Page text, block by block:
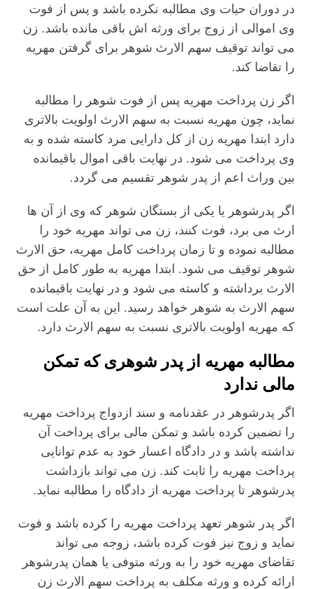
در دوران حیات وی مطالبه نکرده باشد و پس از فوت
وی اموالی از زوج برای ورثه اش باقی مانده باشد. زن
می تواند توقیف سهم الارث شوهر برای گرفتن مهریه
را تقاضا کند.
اگر زن پرداخت مهریه پس از فوت شوهر را مطالبه
نماید، چون مهریه نسبت به سهم الارث اولویت بالاتری
دارد ابتدا مهریه زن از کل دارایی مرد کاسته شده و به
وی پرداخت می شود. در نهایت باقی اموال باقیمانده
بین وراث اعم از پدر شوهر تقسیم می گردد.
اگر پدرشوهر یا یکی از بستگان شوهر که وی از آن ها
ارث می برد، فوت کنند، زن می تواند مهریه خود را
مطالبه نموده و تا زمان پرداخت کامل مهریه، حق الارث
شوهر توقیف می شود. ابتدا مهریه به طور کامل از حق
الارث برداشته و کاسته می شود و در نهایت باقیمانده
سهم الارث به شوهر خواهد رسید. این به آن علت است
که مهریه اولویت بالاتری نسبت به سهم الارث دارد.
مطالبه مهریه از پدر شوهری که تمکن
مالی ندارد
اگر پدرشوهر در عقدنامه و سند ازدواج پرداخت مهریه
را تضمین کرده باشد و تمکن مالی برای پرداخت آن
نداشته باشد و در دادگاه اعسار خود به عدم توانایی
پرداخت مهریه را ثابت کند. زن می تواند بازداشت
پدرشوهر تا پرداخت مهریه از دادگاه را مطالبه نماید.
اگر پدر شوهر تعهد پرداخت مهریه را کرده باشد و فوت
نماید و زوج نیز فوت کرده باشد، زوجه می تواند
تقاضای مهریه خود را به ورثه متوفی یا همان پدرشوهر
ارائه کرده و ورثه مکلف به پرداخت سهم الارث زن